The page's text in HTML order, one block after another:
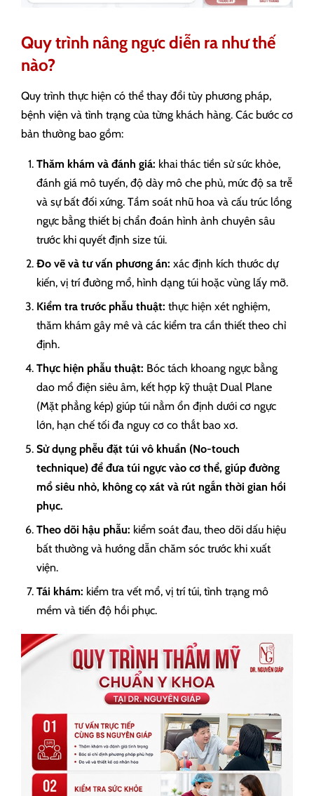
Quy trình nâng ngực diễn ra như thế
nào?
Quy trình thực hiện có thể thay đổi tùy phương pháp,
bệnh viện và tình trạng của từng khách hàng. Các bước cơ
bản thường bao gồm:
Thăm khám và đánh giá: khai thác tiền sử sức khỏe,
đánh giá mô tuyến, độ dày mô che phủ, mức độ sa trễ
và sự bất đối xứng. Tầm soát nhũ hoa và cấu trúc lồng
ngực bằng thiết bị chẩn đoán hình ảnh chuyên sâu
trước khi quyết định size túi.
Đo vẽ và tư vấn phương án: xác định kích thước dự
kiến, vị trí đường mổ, hình dạng túi hoặc vùng lấy mỡ.
Kiểm tra trước phẫu thuật: thực hiện xét nghiệm,
thăm khám gây mê và các kiểm tra cần thiết theo chỉ
định.
Thực hiện phẫu thuật: Bóc tách khoang ngực bằng
dao mổ điện siêu âm, kết hợp kỹ thuật Dual Plane
(Mặt phẳng kép) giúp túi nằm ổn định dưới cơ ngực
lớn, hạn chế tối đa nguy cơ co thắt bao xơ.
Sử dụng phễu đặt túi vô khuẩn (No-touch
technique) để đưa túi ngực vào cơ thể, giúp đường
mổ siêu nhỏ, không cọ xát và rút ngắn thời gian hồi
phục.
Theo dõi hậu phẫu: kiểm soát đau, theo dõi dấu hiệu
bất thường và hướng dẫn chăm sóc trước khi xuất
viện.
Tái khám: kiểm tra vết mổ, vị trí túi, tình trạng mô
mềm và tiến độ hồi phục.